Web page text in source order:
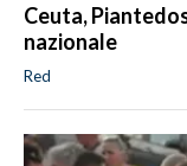
Ceuta,
nazionale
Red